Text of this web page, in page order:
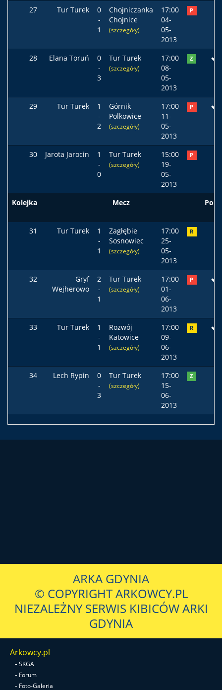
27 Tur Turek
0
-
1
Chojniczanka
Chojnice
(szczegóły)
17:00
04-
05-
2013
P
28 Elana Toruń
0
-
3
Tur Turek
(szczegóły)
17:00
08-
05-
2013
Z
29 Tur Turek
1
-
2
Górnik
Polkowice
(szczegóły)
17:00
11-
05-
2013
P
30 Jarota Jarocin
1
-
0
Tur Turek
(szczegóły)
15:00
19-
05-
2013
P
Kolejka Mecz
31 Tur Turek
1
-
1
Zagłębie
Sosnowiec
(szczegóły)
17:00
25-
05-
2013
R
32
Gryf
Wejherowo
2
-
1
Tur Turek
(szczegóły)
17:00
01-
06-
2013
P
33 Tur Turek
1
-
1
Rozwój
Katowice
(szczegóły)
17:00
09-
06-
2013
R
34 Lech Rypin
0
-
3
Tur Turek
(szczegóły)
17:00
15-
06-
2013
Z
ARKA GDYNIA
© COPYRIGHT ARKOWCY.PL
NIEZALEŻNY SERWIS KIBICÓW ARKI
GDYNIA
Arkowcy.pl
- SKGA
- Forum
- Foto-Galeria